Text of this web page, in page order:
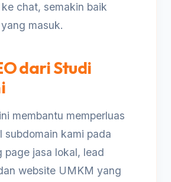
chat, semakin baik
masuk.
dari Studi
membantu memperluas
subdomain kami pada
page jasa lokal, lead
website UMKM yang